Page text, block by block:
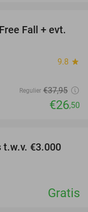
30%
Fall + evt.
9.8 star
Regulier €37,95
€26,50
t.w.v. €3.000
Gratis